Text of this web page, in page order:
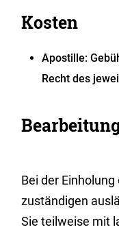
Kosten
Apostille:
Recht des
Bei der
zuständigen
Sie teilweise mit